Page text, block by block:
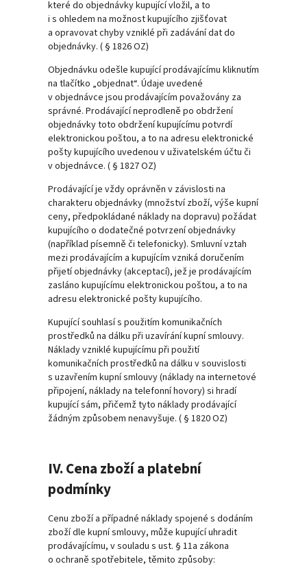
které do objednávky kupující vložil, a to
i s ohledem na možnost kupujícího zjišťovat
a opravovat chyby vzniklé při zadávání dat do
objednávky. ( § 1826 OZ)
Objednávku odešle kupující prodávajícímu kliknutím
na tlačítko „objednat“. Údaje uvedené
v objednávce jsou prodávajícím považovány za
správné. Prodávající neprodleně po obdržení
objednávky toto obdržení kupujícímu potvrdí
elektronickou poštou, a to na adresu elektronické
pošty kupujícího uvedenou v uživatelském účtu či
v objednávce. ( § 1827 OZ)
Prodávající je vždy oprávněn v závislosti na
charakteru objednávky (množství zboží, výše kupní
ceny, předpokládané náklady na dopravu) požádat
kupujícího o dodatečné potvrzení objednávky
(například písemně či telefonicky). Smluvní vztah
mezi prodávajícím a kupujícím vzniká doručením
přijetí objednávky (akceptací), jež je prodávajícím
zasláno kupujícímu elektronickou poštou, a to na
adresu elektronické pošty kupujícího.
Kupující souhlasí s použitím komunikačních
prostředků na dálku při uzavírání kupní smlouvy.
Náklady vzniklé kupujícímu při použití
komunikačních prostředků na dálku v souvislosti
s uzavřením kupní smlouvy (náklady na internetové
připojení, náklady na telefonní hovory) si hradí
kupující sám, přičemž tyto náklady prodávající
žádným způsobem nenavyšuje. ( § 1820 OZ)
IV. Cena zboží a platební
podmínky
Cenu zboží a případné náklady spojené s dodáním
zboží dle kupní smlouvy, může kupující uhradit
prodávajícímu, v souladu s ust. § 11a zákona
o ochraně spotřebitele, těmito způsoby: